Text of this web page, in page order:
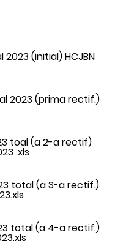
2023 (initial) HCJBN
2023 (prima rectif.)
toal (a 2-a rectif)
.xls
total (a 3-a rectif.)
total (a 4-a rectif.)